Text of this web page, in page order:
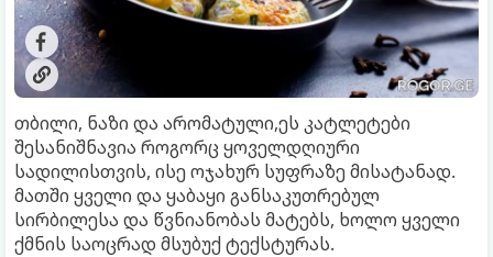
თბილი, ნაზი და არომატული,ეს კატლეტები
შესანიშნავია როგორც ყოველდღიური
სადილისთვის, ისე ოჯახურ სუფრაზე მისატანად.
მათში ყველი და ყაბაყი განსაკუთრებულ
სირბილესა და წვნიანობას მატებს, ხოლო ყველი
ქმნის საოცრად მსუბუქ ტექსტურას.